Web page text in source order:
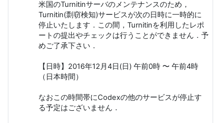
米国のTurnitinサーバのメンテナンスのため，
Turnitin(剽窃検知)サービスが次の日時に一時的に
停止いたします．この間，Turnitinを利用したレポ
ートの提出やチェックは行うことができません．予
めご了承下さい．
【日時】2016年12月4日(日) 午前0時 〜 午前4時
（日本時間）
なおこの時間帯にCodexの他のサービスが停止す
る予定はございません．